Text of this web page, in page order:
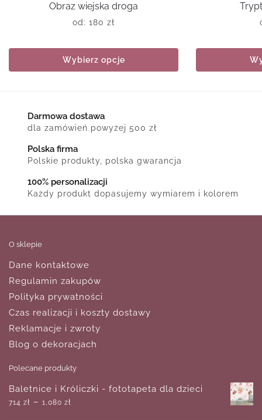
Obraz wiejska droga
od: 180 zł
Wybierz opcje
Darmowa dostawa
dla zamówień powyżej 500 zł
Polska firma
Polskie produkty, polska gwarancja
100% personalizacji
Każdy produkt dopasujemy wymiarem i kolorem
O sklepie
Dane kontaktowe
Regulamin zakupów
Polityka prywatności
Czas realizacji i koszty dostawy
Reklamacje i zwroty
Blog o dekoracjach
Polecane produkty
Baletnice i Króliczki - fototapeta dla dzieci
714 zł – 1,080 zł